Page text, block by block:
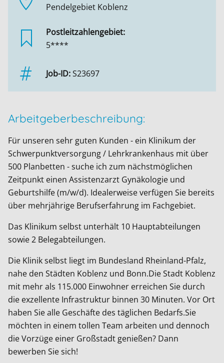
Pendelgebiet Koblenz
Postleitzahlengebiet:
5****
Job-ID:S23697
Arbeitgeberbeschreibung:
Für unseren sehr guten Kunden - ein Klinikum der
Schwerpunktversorgung / Lehrkrankenhaus mit über
500 Planbetten - suche ich zum nächstmöglichen
Zeitpunkt einen Assistenzarzt Gynäkologie und
Geburtshilfe (m/w/d). Idealerweise verfügen Sie bereits
über mehrjährige Berufserfahrung im Fachgebiet.
Das Klinikum selbst unterhält 10 Hauptabteilungen
sowie 2 Belegabteilungen.
Die Klinik selbst liegt im Bundesland Rheinland-Pfalz,
nahe den Städten Koblenz und Bonn.Die Stadt Koblenz
mit mehr als 115.000 Einwohner erreichen Sie durch
die exzellente Infrastruktur binnen 30 Minuten. Vor Ort
haben Sie alle Geschäfte des täglichen Bedarfs.Sie
möchten in einem tollen Team arbeiten und dennoch
die Vorzüge einer Großstadt genießen? Dann
bewerben Sie sich!